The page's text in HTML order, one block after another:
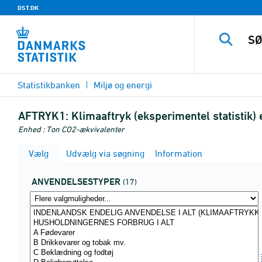
DST.DK
Statistikbanken Miljø og energi
AFTRYK1: Klimaaftryk (eksperimentel statistik)
Enhed : Ton CO2-ækvivalenter
Vælg Udvælg via søgning Information
ANVENDELSESTYPER (17)